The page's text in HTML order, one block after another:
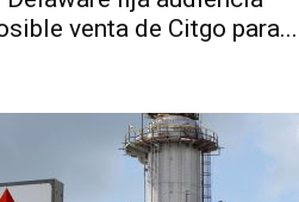
venta de Citgo para...